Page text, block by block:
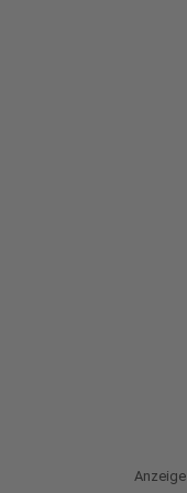
Anzeige